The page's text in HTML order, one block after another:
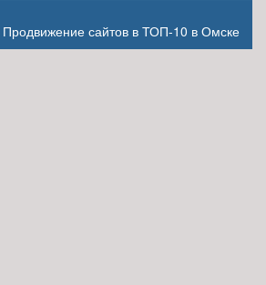
Продвижение сайтов в ТОП-10 в Омске